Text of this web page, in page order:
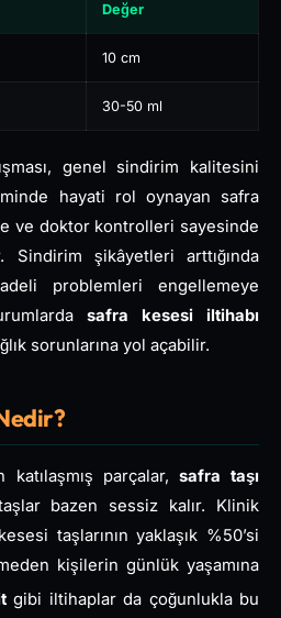
Değer
10 cm
30-50 ml
genel sindirim kalitesini
hayati rol oynayan safra
ve doktor kontrolleri sayesinde
Sindirim şikâyetleri arttığında
problemleri engellemeye
safra kesesi iltihabı
sorunlarına yol açabilir.
parçalar, safra taşı
bazen sessiz kalır. Klinik
taşlarının yaklaşık %50’si
kişilerin günlük yaşamına
gibi iltihaplar da çoğunlukla bu